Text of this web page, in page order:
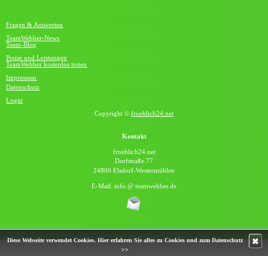
Fragen & Antworten
TeamWebber-News
Team-Blog
Preise und Leistungen
TeamWebber kostenlos testen
Impressum
Datenschutz
Login
Copyright © froehlich24.net
Kontakt
froehlich24.net
Dorfstraße 77
24800 Elsdorf-Westermühlen
E-Mail: info @ teamwebber.de
Diese Webseite verwendet Cookies.Hier erfahren Sie alles zu Cookies und zum Datenschutz
>>
✖